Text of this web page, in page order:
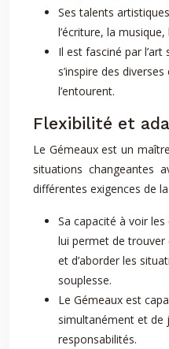
Ses talents
l’écriture, la
Il est fasciné par
s’inspire des
l’entourent.
Flexibilité et
Le Gémeaux est un
situations changeantes
différentes exigences de
Sa capacité à voir
lui permet de
et d’aborder les
souplesse.
Le Gémeaux est
simultanément et de
responsabilités.